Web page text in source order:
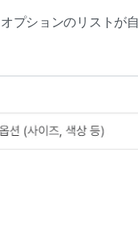
プションのリストが